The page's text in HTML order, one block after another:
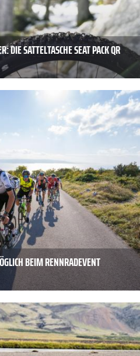
DIE SATTELTASCHE SEAT PACK QR
BEIM RENNRADEVENT